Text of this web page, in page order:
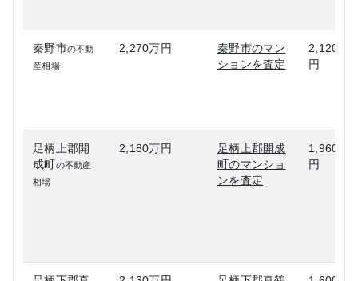
秦野市の不動
産相場
2,270万円
秦野市のマン
ションを査定
2,120万
円
足柄上郡開
成町の不動産
相場
2,180万円
足柄上郡開成
町のマンショ
ンを査定
1,960万
円